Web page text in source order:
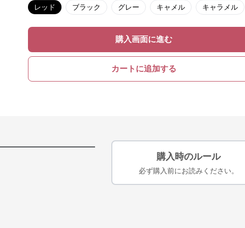
レッド ブラック グレー キャメル キャラメル
購入画面に進む
カートに追加する
購入時のルール
必ず購入前にお読みください。